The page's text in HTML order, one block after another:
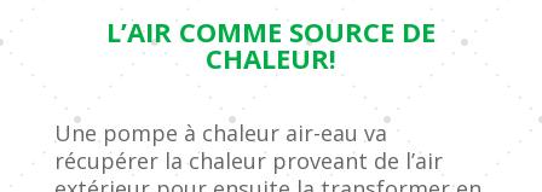
L’AIR COMME SOURCE DE
CHALEUR!
Une pompe à chaleur air-eau va
récupérer la chaleur proveant de l’air